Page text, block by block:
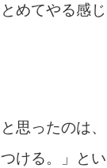
めてやる感
思ったのは、
ける。」と